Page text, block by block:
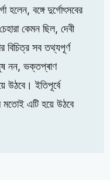
হলেন, বঙ্গে দুর্গোৎসবের
কেমন ছিল, দেবী
বিচিত্র সব তথ্যপূর্ণ
নন, ভক্তপ্ৰাণ
উঠবে। ইতিপূর্বে
মতোই এটি হয়ে উঠবে